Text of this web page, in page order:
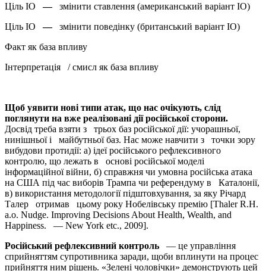
Ціль ІО — змінити ставлення (американський варіант ІО)
Ціль ІО — змінити поведінку (британський варіант ІО)
Факт як база впливу
Інтерпретація / смисл як база впливу
Щоб уявити нові типи атак, що нас очікують, слід
поглянути на вже реалізовані дії російської сторони.
Досвід треба взяти з трьох баз російської дії: учорашньої,
нинішньої і майбутньої баз. Нас може навчити з точки зору
вибудови протидії: а) ідеї російського рефлексивного
контролю, що лежать в основі російської моделі
інформаційної війни, б) справжня чи умовна російська атака
на США під час виборів Трампа чи референдуму в Каталонії,
в) використання методології підштовхування, за яку Річард
Талер отримав цьому року Нобелівську премію [Thaler R.H.
a.o. Nudge. Improving Decisions About Health, Wealth, and
Happiness. — New York etc., 2009].
Російський рефлексивний контроль — це управління
сприйняттям супротивника заради, щоби вплинути на процес
прийняття ним рішень. «Зелені чоловічки» демонструють цей